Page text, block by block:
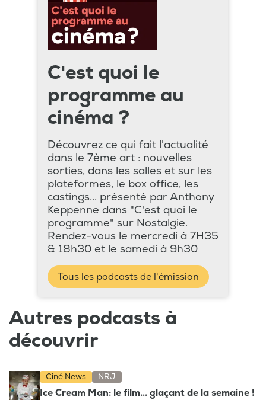
C'est quoi le
programme au
cinéma ?
Découvrez ce qui fait l'actualité
dans le 7ème art : nouvelles
sorties, dans les salles et sur les
plateformes, le box office, les
castings... présenté par Anthony
Keppenne dans "C'est quoi le
programme" sur Nostalgie.
Rendez-vous le mercredi à 7H35
& 18h30 et le samedi à 9h30
Tous les podcasts de l'émission
Autres podcasts à
découvrir
Ciné News NRJ
Ice Cream Man: le film... glaçant de la semaine !